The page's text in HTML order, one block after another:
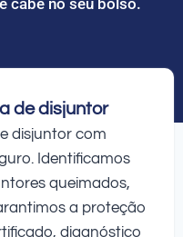
de disjuntor
disjuntor com
Identificamos
queimados,
a proteção
diagnóstico